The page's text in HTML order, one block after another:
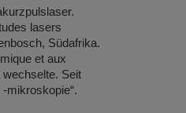
lasers
Südafrika.
et aux
Seit
mikroskopie“.